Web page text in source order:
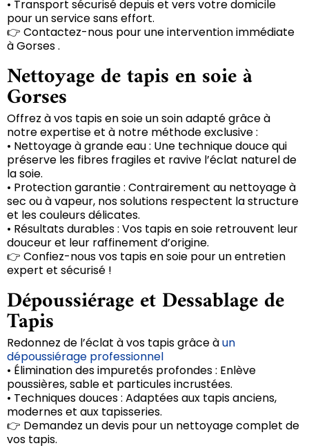
• Transport sécurisé depuis et vers votre domicile
pour un service sans effort.
👉 Contactez-nous pour une intervention immédiate
à Gorses .
Nettoyage de tapis en soie à
Gorses
Offrez à vos tapis en soie un soin adapté grâce à
notre expertise et à notre méthode exclusive :
• Nettoyage à grande eau : Une technique douce qui
préserve les fibres fragiles et ravive l’éclat naturel de
la soie.
• Protection garantie : Contrairement au nettoyage à
sec ou à vapeur, nos solutions respectent la structure
et les couleurs délicates.
• Résultats durables : Vos tapis en soie retrouvent leur
douceur et leur raffinement d’origine.
👉 Confiez-nous vos tapis en soie pour un entretien
expert et sécurisé !
Dépoussiérage et Dessablage de
Tapis
Redonnez de l’éclat à vos tapis grâce àun
dépoussiérage professionnel
• Élimination des impuretés profondes : Enlève
poussières, sable et particules incrustées.
• Techniques douces : Adaptées aux tapis anciens,
modernes et aux tapisseries.
👉 Demandez un devis pour un nettoyage complet de
vos tapis.